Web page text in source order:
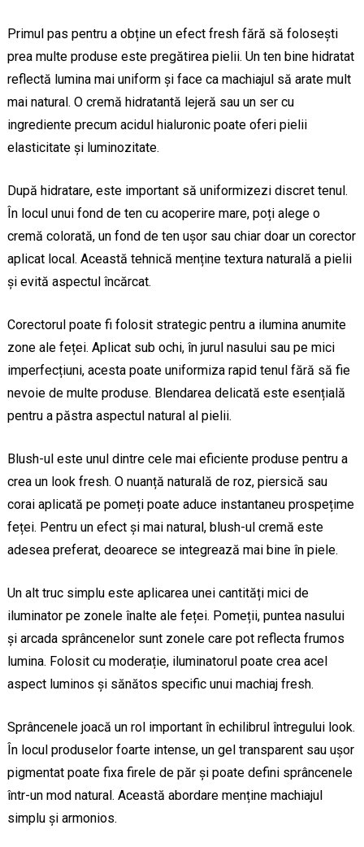
Primul pas pentru a obține un efect fresh fără să folosești
prea multe produse este pregătirea pielii. Un ten bine hidratat
reflectă lumina mai uniform și face ca machiajul să arate mult
mai natural. O cremă hidratantă lejeră sau un ser cu
ingrediente precum acidul hialuronic poate oferi pielii
elasticitate și luminozitate.
După hidratare, este important să uniformizezi discret tenul.
În locul unui fond de ten cu acoperire mare, poți alege o
cremă colorată, un fond de ten ușor sau chiar doar un corector
aplicat local. Această tehnică menține textura naturală a pielii
și evită aspectul încărcat.
Corectorul poate fi folosit strategic pentru a ilumina anumite
zone ale feței. Aplicat sub ochi, în jurul nasului sau pe mici
imperfecțiuni, acesta poate uniformiza rapid tenul fără să fie
nevoie de multe produse. Blendarea delicată este esențială
pentru a păstra aspectul natural al pielii.
Blush-ul este unul dintre cele mai eficiente produse pentru a
crea un look fresh. O nuanță naturală de roz, piersică sau
corai aplicată pe pomeți poate aduce instantaneu prospețime
feței. Pentru un efect și mai natural, blush-ul cremă este
adesea preferat, deoarece se integrează mai bine în piele.
Un alt truc simplu este aplicarea unei cantități mici de
iluminator pe zonele înalte ale feței. Pomeții, puntea nasului
și arcada sprâncenelor sunt zonele care pot reflecta frumos
lumina. Folosit cu moderație, iluminatorul poate crea acel
aspect luminos și sănătos specific unui machiaj fresh.
Sprâncenele joacă un rol important în echilibrul întregului look.
În locul produselor foarte intense, un gel transparent sau ușor
pigmentat poate fixa firele de păr și poate defini sprâncenele
într-un mod natural. Această abordare menține machiajul
simplu și armonios.